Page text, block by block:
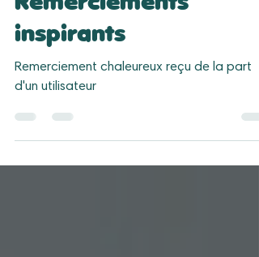
Super Splendide
Remerciements
inspirants
Remerciement chaleureux reçu de la part
d'un utilisateur